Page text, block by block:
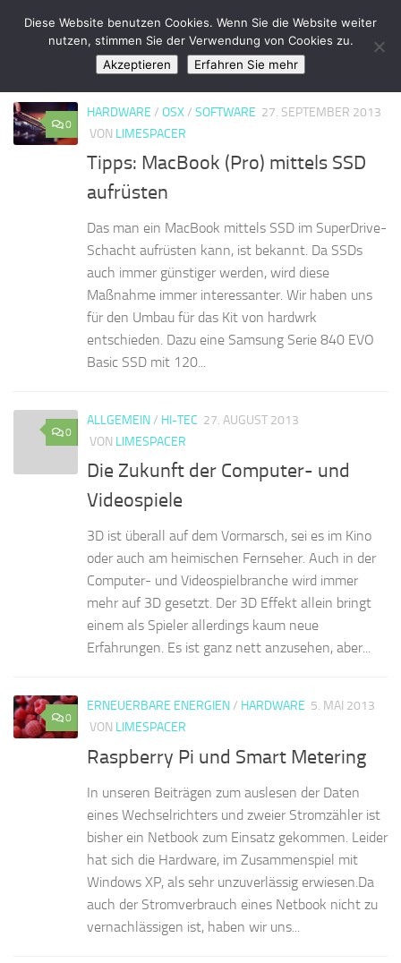
Zum Inhalt springen
LimeSpace - IT
HARDWARE
0
HARDWARE / OSX/ SOFTWARE 27. SEPTEMBER 2013
VON LIMESPACER
Tipps: MacBook (Pro) mittels SSD
aufrüsten
Das man ein MacBook mittels SSD im SuperDrive-
Schacht aufrüsten kann, ist bekannt. Da SSDs
auch immer günstiger werden, wird diese
Maßnahme immer interessanter. Wir haben uns
für den Umbau für das Kit von hardwrk
entschieden. Dazu eine Samsung Serie 840 EVO
Basic SSD mit 120...
0
ALLGEMEIN/ HI-TEC 27. AUGUST 2013
VON LIMESPACER
Die Zukunft der Computer- und
Videospiele
3D ist überall auf dem Vormarsch, sei es im Kino
oder auch am heimischen Fernseher. Auch in der
Computer- und Videospielbranche wird immer
mehr auf 3D gesetzt. Der 3D Effekt allein bringt
einem als Spieler allerdings kaum neue
Erfahrungen. Es ist ganz nett anzusehen, aber...
0
ERNEUERBARE ENERGIEN/ HARDWARE 5. MAI 2013
VON LIMESPACER
Raspberry Pi und Smart Metering
In unseren Beiträgen zum auslesen der Daten
eines Wechselrichters und zweier Stromzähler ist
bisher ein Netbook zum Einsatz gekommen. Leider
hat sich die Hardware, im Zusammenspiel mit
Windows XP, als sehr unzuverlässig erwiesen.Da
auch der Stromverbrauch eines Netbook nicht zu
vernachlässigen ist, haben wir uns...
Diese Website benutzen Cookies. Wenn Sie die Website weiter
nutzen, stimmen Sie der Verwendung von Cookies zu.
Akzeptieren
Erfahren Sie mehr